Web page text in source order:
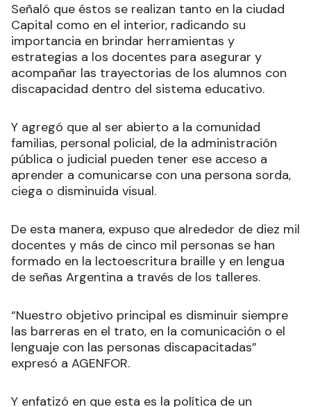
Señaló que éstos se realizan tanto en la ciudad
Capital como en el interior, radicando su
importancia en brindar herramientas y
estrategias a los docentes para asegurar y
acompañar las trayectorias de los alumnos con
discapacidad dentro del sistema educativo.
Y agregó que al ser abierto a la comunidad
familias, personal policial, de la administración
pública o judicial pueden tener ese acceso a
aprender a comunicarse con una persona sorda,
ciega o disminuida visual.
De esta manera, expuso que alrededor de diez mil
docentes y más de cinco mil personas se han
formado en la lectoescritura braille y en lengua
de señas Argentina a través de los talleres.
“Nuestro objetivo principal es disminuir siempre
las barreras en el trato, en la comunicación o el
lenguaje con las personas discapacitadas”
expresó a AGENFOR.
Y enfatizó en que esta es la política de un